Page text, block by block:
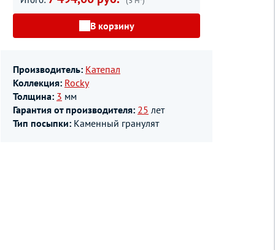
В корзину
Производитель: Катепал
Коллекция: Rocky
Толщина: 3 мм
Гарантия от производителя: 25 лет
Тип посыпки: Каменный гранулят